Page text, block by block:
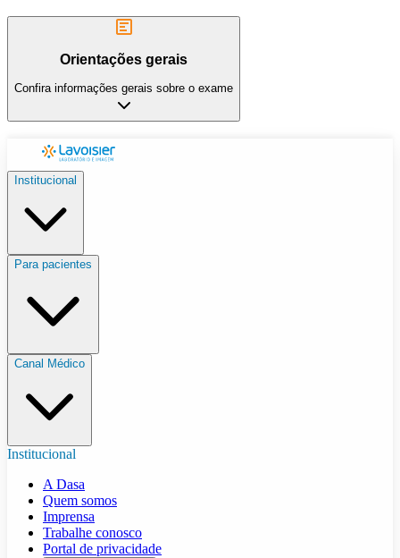
Orientações gerais
Confira informações gerais sobre o exame
Institucional
Para pacientes
Canal Médico
Institucional
A Dasa
Quem somos
Imprensa
Trabalhe conosco
Portal de privacidade